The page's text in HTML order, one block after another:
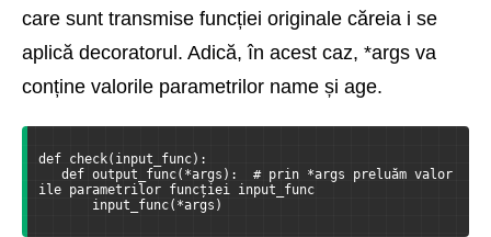
care sunt transmise funcției originale căreia i se
aplică decoratorul. Adică, în acest caz, *args va
conține valorile parametrilor name și age.
def check(input_func):
def output_func(*args):  # prin *args preluăm valor
ile parametrilor funcției input_func
input_func(*args)